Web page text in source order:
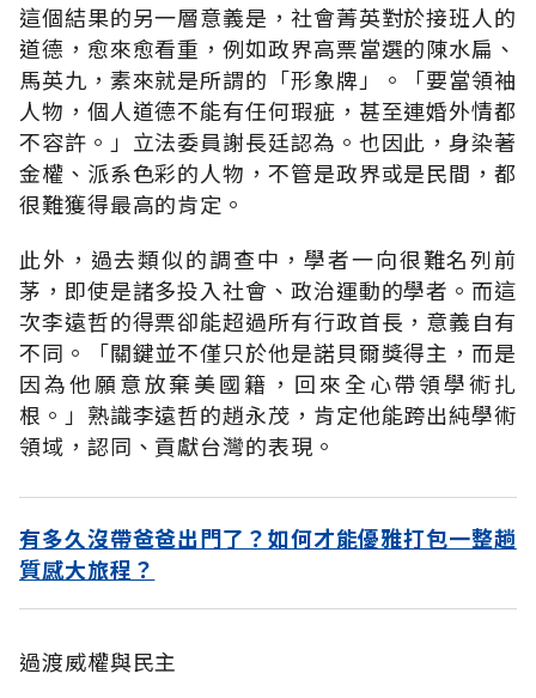
這個結果的另一層意義是，社會菁英對於接班人的
道德，愈來愈看重，例如政界高票當選的陳水扁、
馬英九，素來就是所謂的「形象牌」。「要當領袖
人物，個人道德不能有任何瑕疵，甚至連婚外情都
不容許。」立法委員謝長廷認為。也因此，身染著
金權、派系色彩的人物，不管是政界或是民間，都
很難獲得最高的肯定。
此外，過去類似的調查中，學者一向很難名列前
茅，即使是諸多投入社會、政治運動的學者。而這
次李遠哲的得票卻能超過所有行政首長，意義自有
不同。「關鍵並不僅只於他是諾貝爾獎得主，而是
因為他願意放棄美國籍，回來全心帶領學術扎
根。」熟識李遠哲的趙永茂，肯定他能跨出純學術
領域，認同、貢獻台灣的表現。
有多久沒帶爸爸出門了？如何才能優雅打包一整趟
質感大旅程？
過渡威權與民主